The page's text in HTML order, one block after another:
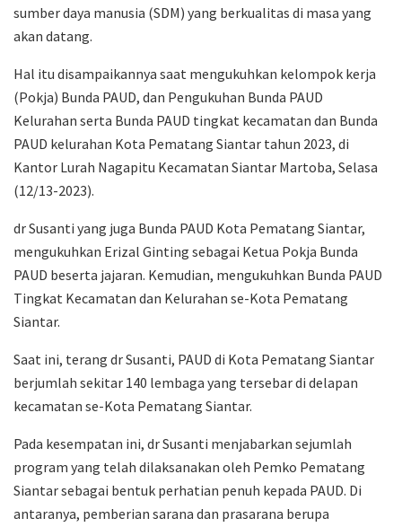
sumber daya manusia (SDM) yang berkualitas di masa yang
akan datang.
Hal itu disampaikannya saat mengukuhkan kelompok kerja
(Pokja) Bunda PAUD, dan Pengukuhan Bunda PAUD
Kelurahan serta Bunda PAUD tingkat kecamatan dan Bunda
PAUD kelurahan Kota Pematang Siantar tahun 2023, di
Kantor Lurah Nagapitu Kecamatan Siantar Martoba, Selasa
(12/13-2023).
dr Susanti yang juga Bunda PAUD Kota Pematang Siantar,
mengukuhkan Erizal Ginting sebagai Ketua Pokja Bunda
PAUD beserta jajaran. Kemudian, mengukuhkan Bunda PAUD
Tingkat Kecamatan dan Kelurahan se-Kota Pematang
Siantar.
Saat ini, terang dr Susanti, PAUD di Kota Pematang Siantar
berjumlah sekitar 140 lembaga yang tersebar di delapan
kecamatan se-Kota Pematang Siantar.
Pada kesempatan ini, dr Susanti menjabarkan sejumlah
program yang telah dilaksanakan oleh Pemko Pematang
Siantar sebagai bentuk perhatian penuh kepada PAUD. Di
antaranya, pemberian sarana dan prasarana berupa